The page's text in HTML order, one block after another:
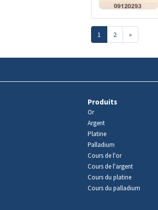
1 2 »
Produits
Or
Argent
Platine
Palladium
Cours de l'or
Cours de l'argent
Cours du platine
Cours du palladium